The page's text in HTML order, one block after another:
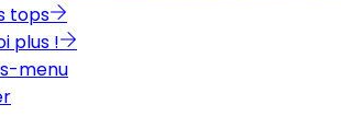
tops
plus !
menu